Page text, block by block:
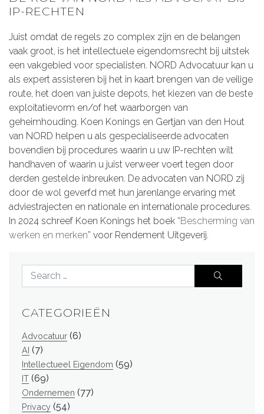
IP-RECHTEN
Juist omdat de regels zo complex zijn en de belangen
vaak groot, is het intellectuele eigendomsrecht bij uitstek
een vakgebied voor specialisten. NORD Advocatuur kan u
als expert assisteren bij het in kaart brengen van de veilige
route, het doen van juiste depots, het kiezen van de beste
exploitatievorm en/of het waarborgen van
geheimhouding. Koen Konings en Gertjan van den Hout
van NORD helpen u als gespecialiseerde advocaten
bovendien bij procedures waarin u uw IP-rechten wilt
handhaven of waarin u juist verweer voert tegen door
derden gestelde inbreuken. De advocaten van NORD zij
door de wol geverfd met hun jarenlange ervaring met
adviestrajecten en nationale en internationale procedures.
In 2024 schreef Koen Konings het boek “Bescherming van
werken en merken” voor Rendement Uitgeverij.
CATEGORIEËN
Advocatuur (6)
AI (7)
Intellectueel Eigendom (59)
IT (69)
Ondernemen (77)
Privacy (54)